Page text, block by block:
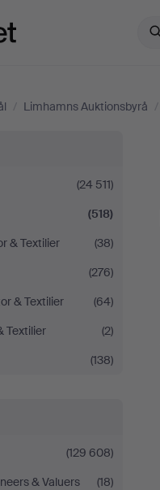
/ Limhamns Auktionsbyrå /
(24 511)
(518)
& Textilier
(38)
(276)
& Textilier
(64)
Textilier
(2)
(138)
(129 608)
& Valuers
(18)